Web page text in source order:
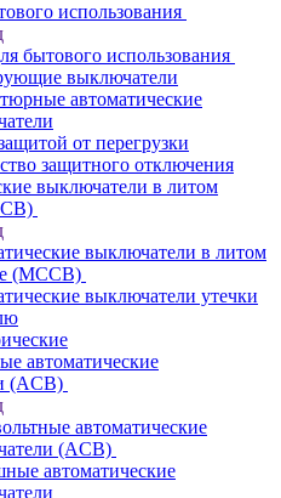
использования
бытового использования
выключатели
автоматические
от перегрузки
защитного отключения
выключатели в литом
выключатели в литом
(MCCB)
выключатели утечки
автоматические
(ACB)
автоматические
(ACB)
автоматические